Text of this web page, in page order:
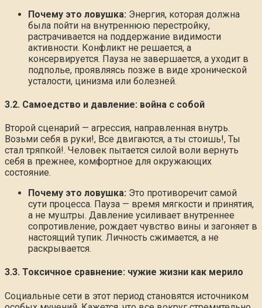
Почему это ловушка: Энергия, которая должна
была пойти на внутреннюю перестройку,
растрачивается на поддержание видимости
активности. Конфликт не решается, а
консервируется. Пауза не завершается, а уходит в
подполье, проявляясь позже в виде хронической
усталости, цинизма или болезней.
3.2. Самоедство и давление: война с собой
Второй сценарий — агрессия, направленная внутрь.
Возьми себя в руки!, Все двигаются, а ты стоишь!, Ты
стал тряпкой!. Человек пытается силой воли вернуть
себя в прежнее, комфортное для окружающих
состояние.
Почему это ловушка: Это противоречит самой
сути процесса. Пауза — время мягкости и принятия,
а не муштры. Давление усиливает внутреннее
сопротивление, рождает чувство вины и загоняет в
настоящий тупик. Личность сжимается, а не
раскрывается.
3.3. Токсичное сравнение: чужие жизни как мерило
Социальные сети в этот период становятся источником